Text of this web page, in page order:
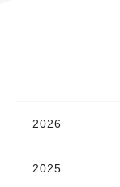
2026
2025